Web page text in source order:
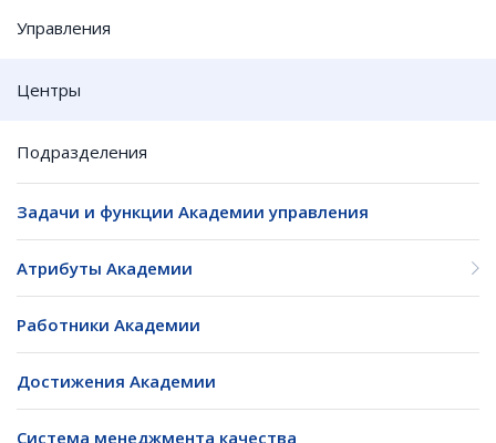
Управления
Центры
Подразделения
Задачи и функции Академии управления
Атрибуты Академии
Работники Академии
Достижения Академии
Система менеджмента качества